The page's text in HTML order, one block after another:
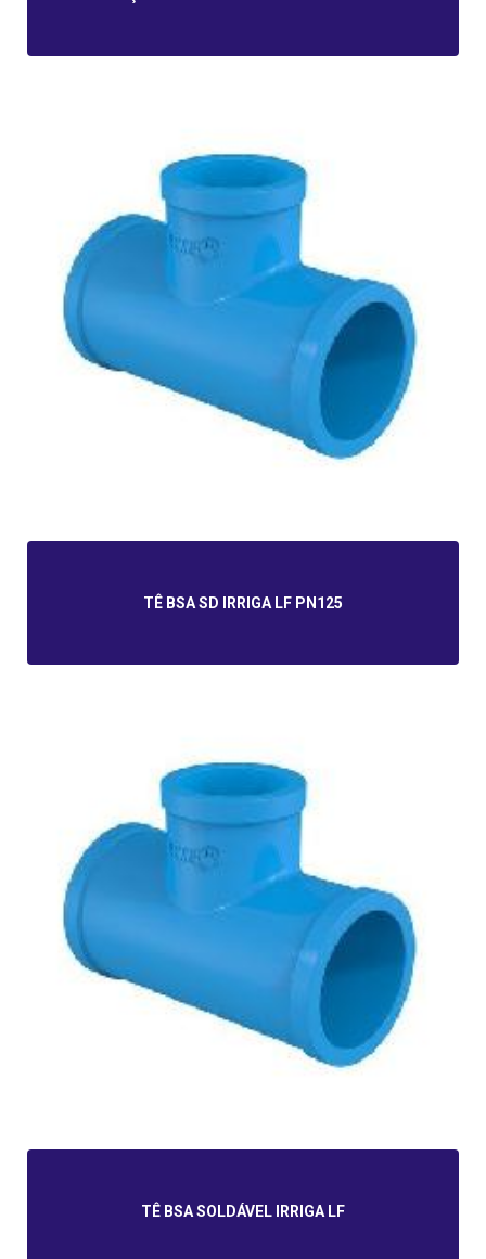
TÊ BSA SD IRRIGA LF PN125
TÊ BSA SOLDÁVEL IRRIGA LF